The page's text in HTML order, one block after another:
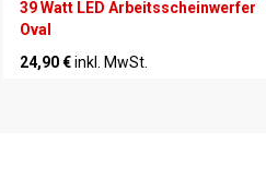
39 Watt LED Arbeitsscheinwerfer
Oval
24,90 €inkl. MwSt.